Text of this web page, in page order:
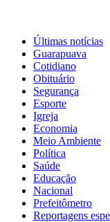
Últimas notícias
Guarapuava
Cotidiano
Obituário
Segurança
Esporte
Igreja
Economia
Meio Ambiente
Política
Saúde
Educação
Nacional
Prefeitômetro
Reportagens